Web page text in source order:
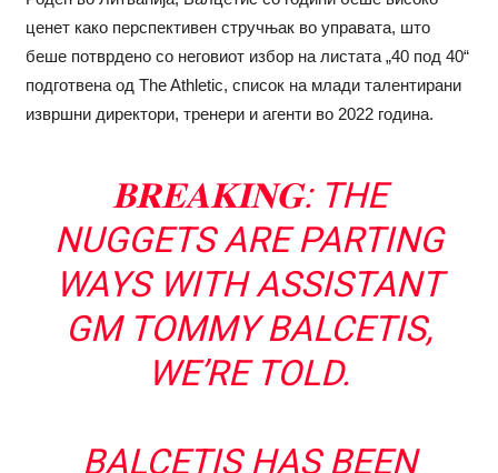
ценет како перспективен стручњак во управата, што
беше потврдено со неговиот избор на листата „40 под 40“
подготвена од The Athletic, список на млади талентирани
извршни директори, тренери и агенти во 2022 година.
𝐁𝐑𝐄𝐀𝐊𝐈𝐍𝐆: THE
NUGGETS ARE PARTING
WAYS WITH ASSISTANT
GM TOMMY BALCETIS,
WE’RE TOLD.
BALCETIS HAS BEEN